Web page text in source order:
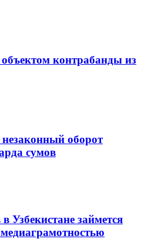
контрабанды из
оборот
сумов
Узбекистане займется